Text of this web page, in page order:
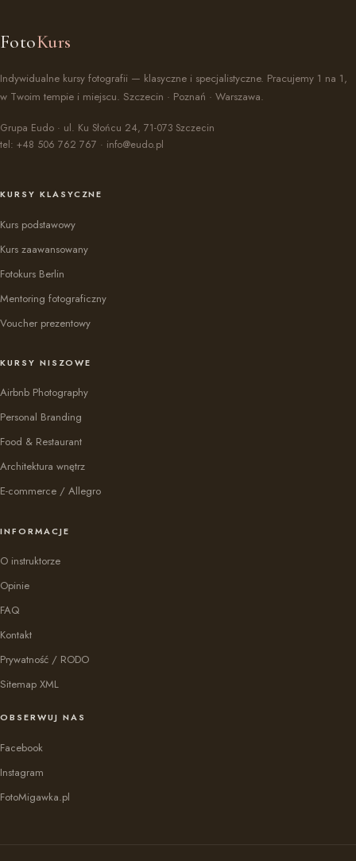
FotoKurs
Indywidualne kursy fotografii — klasyczne i specjalistyczne. Pracujemy 1 na 1,
w Twoim tempie i miejscu. Szczecin · Poznań · Warszawa.
Grupa Eudo · ul. Ku Słońcu 24, 71-073 Szczecin
tel: +48 506 762 767 · info@eudo.pl
KURSY KLASYCZNE
Kurs podstawowy
Kurs zaawansowany
Fotokurs Berlin
Mentoring fotograficzny
Voucher prezentowy
KURSY NISZOWE
Airbnb Photography
Personal Branding
Food & Restaurant
Architektura wnętrz
E-commerce / Allegro
INFORMACJE
O instruktorze
Opinie
FAQ
Kontakt
Prywatność / RODO
Sitemap XML
OBSERWUJ NAS
Facebook
Instagram
FotoMigawka.pl